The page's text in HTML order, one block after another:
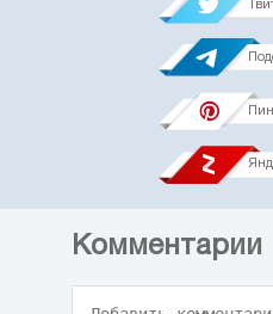
Комментарии